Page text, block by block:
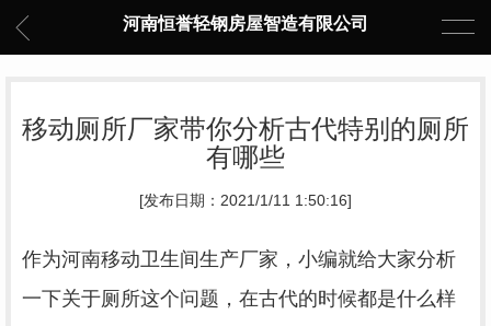
河南恒誉轻钢房屋智造有限公司
移动厕所厂家带你分析古代特别的厕所
有哪些
[发布日期：2021/1/11 1:50:16]
作为河南移动卫生间生产厂家，小编就给大家分析
一下关于厕所这个问题，在古代的时候都是什么样